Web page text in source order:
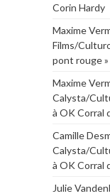
Corin Hardy
Maxime
Films/
pont rouge
Maxime
Calysta/
à OK Corral
Camille
Calysta/
à OK Corral
Julie